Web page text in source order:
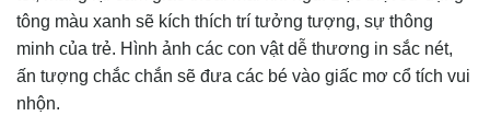
tông màu xanh sẽ kích thích trí tưởng tượng, sự thông
minh của trẻ. Hình ảnh các con vật dễ thương in sắc nét,
ấn tượng chắc chắn sẽ đưa các bé vào giấc mơ cổ tích vui
nhộn.